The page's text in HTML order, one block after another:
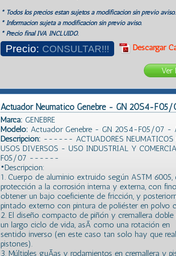
* Todos los precios estan sujetos a modificación sin previo aviso.
* Información sujeta a modificación sin previo aviso.
* Precio final IVA INCLUIDO.
Precio: CONSULTAR!!! Descargar
Ver
Actuador Neumatico Genebre - GN 20S4-F05/
Marca: GENEBRE
Modelo: Actuador Genebre - GN 20S4-F05/07 -
Descripción: ------ ACTUADORES NEUMATICOS
USOS DIVERSOS - USO INDUSTRIAL Y
F05/07 ------
•Descripcion:
1. Cuerpo de aluminio extruido según ASTM
protección a la corrosión interna y externa, con
obtener un bajo coeficiente de fricción, y
pintado externo con pintura de poliéster en polvo
2. El diseño compacto de piñón y cremallera
un largo ciclo de vida, asÃ­ como una rotación en
sentido inverso (en este caso tan solo hay que
pistones).
3. Múltiples guÃ­as y rodamientos en cremallera y